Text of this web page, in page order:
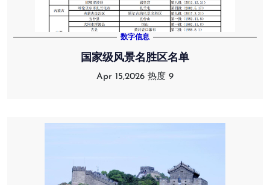
数字信息
国家级风景名胜区名单
Apr 15,2026 热度 9